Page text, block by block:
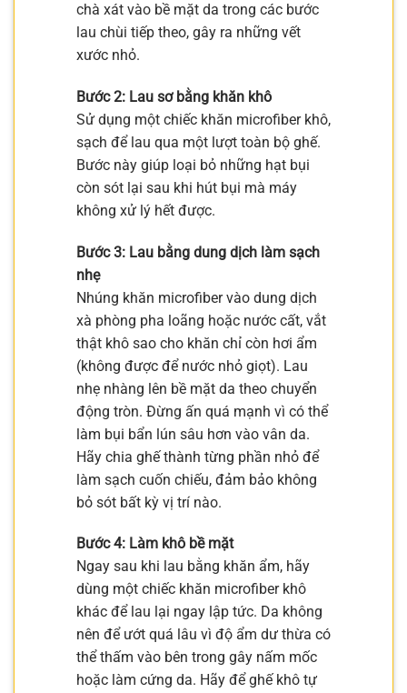
chà xát vào bề mặt da trong các bước
lau chùi tiếp theo, gây ra những vết
xước nhỏ.
Bước 2: Lau sơ bằng khăn khô
Sử dụng một chiếc khăn microfiber khô,
sạch để lau qua một lượt toàn bộ ghế.
Bước này giúp loại bỏ những hạt bụi
còn sót lại sau khi hút bụi mà máy
không xử lý hết được.
Bước 3: Lau bằng dung dịch làm sạch
nhẹ
Nhúng khăn microfiber vào dung dịch
xà phòng pha loãng hoặc nước cất, vắt
thật khô sao cho khăn chỉ còn hơi ẩm
(không được để nước nhỏ giọt). Lau
nhẹ nhàng lên bề mặt da theo chuyển
động tròn. Đừng ấn quá mạnh vì có thể
làm bụi bẩn lún sâu hơn vào vân da.
Hãy chia ghế thành từng phần nhỏ để
làm sạch cuốn chiếu, đảm bảo không
bỏ sót bất kỳ vị trí nào.
Bước 4: Làm khô bề mặt
Ngay sau khi lau bằng khăn ẩm, hãy
dùng một chiếc khăn microfiber khô
khác để lau lại ngay lập tức. Da không
nên để ướt quá lâu vì độ ẩm dư thừa có
thể thấm vào bên trong gây nấm mốc
hoặc làm cứng da. Hãy để ghế khô tự